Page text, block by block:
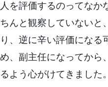
人を評価するのってなか
ちんと観察していないと
り、逆に辛い評価になる
め、副主任になってから
るよう心がけてきました。